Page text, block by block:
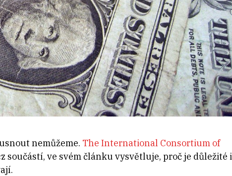
nemůžeme. The International Consortium of
součástí, ve svém článku vysvětluje, proč je důležité i